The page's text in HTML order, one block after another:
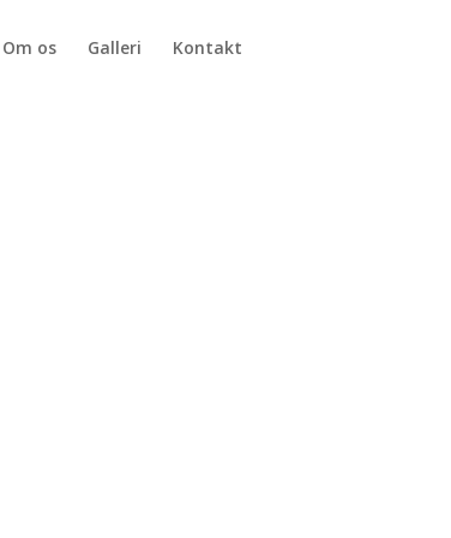
Om os Galleri Kontakt